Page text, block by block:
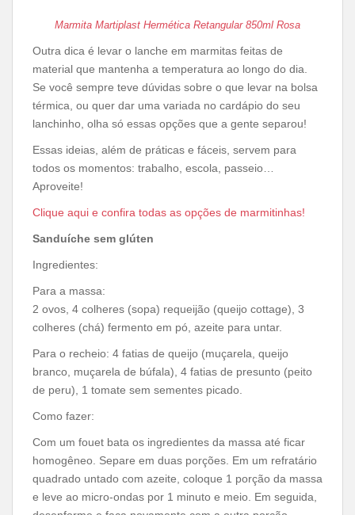
Marmita Martiplast Hermética Retangular 850ml Rosa
Outra dica é levar o lanche em marmitas feitas de
material que mantenha a temperatura ao longo do dia.
Se você sempre teve dúvidas sobre o que levar na bolsa
térmica, ou quer dar uma variada no cardápio do seu
lanchinho, olha só essas opções que a gente separou!
Essas ideias, além de práticas e fáceis, servem para
todos os momentos: trabalho, escola, passeio…
Aproveite!
Clique aqui e confira todas as opções de marmitinhas!
Sanduíche sem glúten
Ingredientes:
Para a massa:
2 ovos, 4 colheres (sopa) requeijão (queijo cottage), 3
colheres (chá) fermento em pó, azeite para untar.
Para o recheio: 4 fatias de queijo (muçarela, queijo
branco, muçarela de búfala), 4 fatias de presunto (peito
de peru), 1 tomate sem sementes picado.
Como fazer:
Com um fouet bata os ingredientes da massa até ficar
homogêneo. Separe em duas porções. Em um refratário
quadrado untado com azeite, coloque 1 porção da massa
e leve ao micro-ondas por 1 minuto e meio. Em seguida,